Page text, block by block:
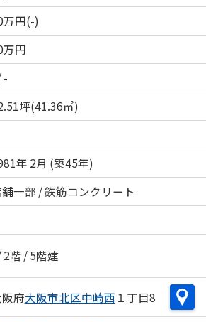
万円(-)
万円
-
坪(41.36㎡)
年 2月 (築45年)
一部 / 鉄筋コンクリート
2階 / 5階建
府大阪市北区中崎西 １丁目8